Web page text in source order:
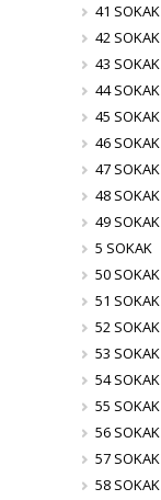
41 SOKAK
42 SOKAK
43 SOKAK
44 SOKAK
45 SOKAK
46 SOKAK
47 SOKAK
48 SOKAK
49 SOKAK
5 SOKAK
50 SOKAK
51 SOKAK
52 SOKAK
53 SOKAK
54 SOKAK
55 SOKAK
56 SOKAK
57 SOKAK
58 SOKAK